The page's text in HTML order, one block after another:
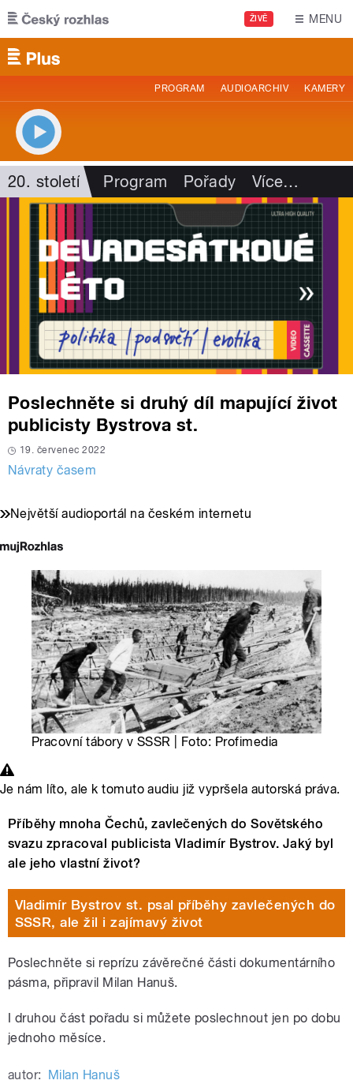
Přejít k hlavnímu obsahu
ŽIVĚ MENU
PROGRAM AUDIOARCHIV KAMERY
20. století Program Pořady Více…
Poslechněte si druhý díl mapující život
publicisty Bystrova st.
19. červenec 2022
Návraty časem
Největší audioportál na českém internetu
Pracovní tábory v SSSR | Foto: Profimedia
Je nám líto, ale k tomuto audiu již vypršela autorská práva.
Příběhy mnoha Čechů, zavlečených do Sovětského
svazu zpracoval publicista Vladimír Bystrov. Jaký byl
ale jeho vlastní život?
Vladimír Bystrov st. psal příběhy zavlečených do
SSSR, ale žil i zajímavý život
Poslechněte si reprízu závěrečné části dokumentárního
pásma, připravil Milan Hanuš.
I druhou část pořadu si můžete poslechnout jen po dobu
jednoho měsíce.
autor: Milan Hanuš